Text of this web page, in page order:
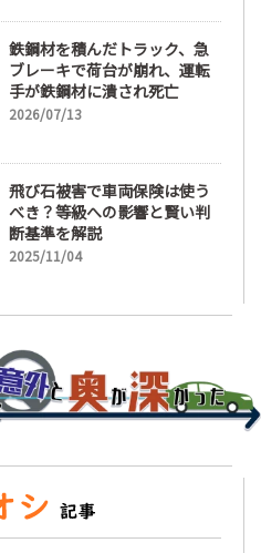
鉄鋼材を積んだトラック、急
ブレーキで荷台が崩れ、運転
手が鉄鋼材に潰され死亡
2026/07/13
飛び石被害で車両保険は使う
べき？等級への影響と賢い判
断基準を解説
2025/11/04